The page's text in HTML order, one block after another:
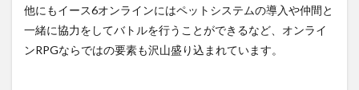
ース
6オ
ンラ
イ
他にもイース6オンラインにはペットシステムの導入や仲間と
一緒に協力をしてバトルを行うことができるなど、オンライ
ンRPGならではの要素も沢山盛り込まれています。